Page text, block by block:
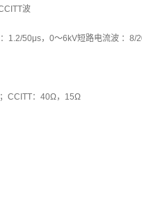
波
1.2/50μs，0～6kV短路电流波 ：
CCITT：40Ω，15Ω